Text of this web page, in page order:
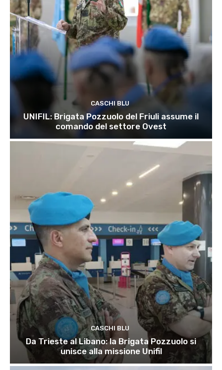
CASCHI BLU
UNIFIL: Brigata Pozzuolo del Friuli assume il
comando del settore Ovest
CASCHI BLU
Da Trieste al Libano: la Brigata Pozzuolo si
unisce alla missione Unifil